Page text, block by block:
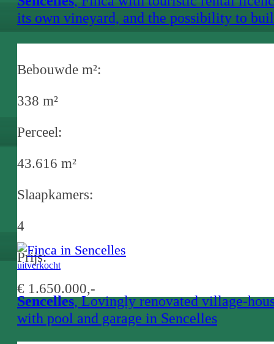
its own vineyard, and the possibility to
Bebouwde m²:
338 m²
Perceel:
43.616 m²
Slaapkamers:
4
Prijs:
€ 1.650.000,-
uitverkocht
Sencelles, Lovingly renovated village-
with pool and garage in Sencelles